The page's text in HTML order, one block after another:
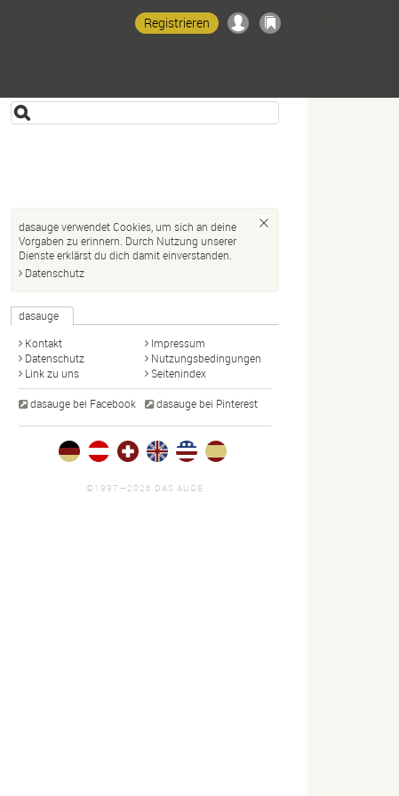
Registrieren
dasauge verwendet Cookies, um sich an deine
Vorgaben zu erinnern. Durch Nutzung unserer
Dienste erklärst du dich damit einverstanden.
Datenschutz
dasauge
Kontakt
Impressum
Datenschutz
Nutzungsbedingungen
Link zu uns
Seitenindex
dasauge bei Facebook dasauge bei Pinterest
©1997—2026 DAS AUGE